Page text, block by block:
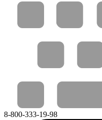
8-800-333-19-98